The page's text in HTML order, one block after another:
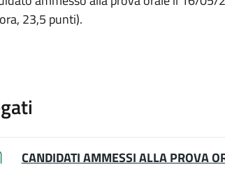
23,5 punti).
CANDIDATI AMMESSI ALLA PROVA